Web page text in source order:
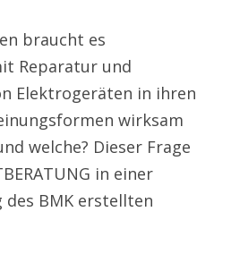
braucht es
Reparatur und
Elektrogeräten in ihren
wirksam
welche? Dieser Frage
in einer
BMK erstellten